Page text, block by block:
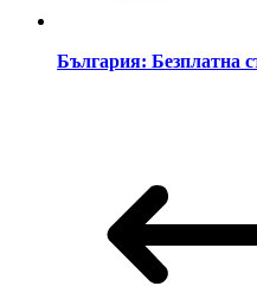
България: Безплатна